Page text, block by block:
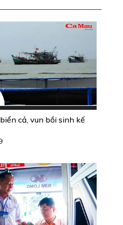
cả, vun bồi sinh kế